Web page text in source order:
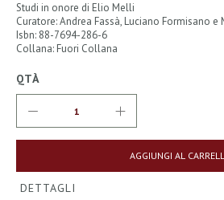
Studi in onore di Elio Melli
Curatore: Andrea Fassà, Luciano Formisano e
Isbn: 88-7694-286-6
Collana: Fuori Collana
QTÀ
AGGIUNGI AL
DETTAGLI